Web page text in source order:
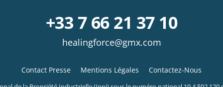
+33 7 66 21 37 10
healingforce@gmx.com
Contact Presse Mentions Légales Contactez-Nous